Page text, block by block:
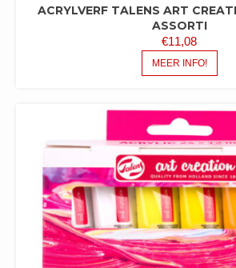
ACRYLVERF TALENS ART
ASSORTI
€11,08
MEER INFO!